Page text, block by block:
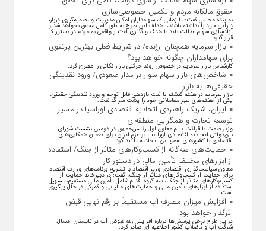
حقوق مالکانه مردم و تکمیل خصوصی‌سازی
نماینده مجلس گفت: تا زمانی که سهامداران امکان مدیریت و تصمیم‌گیری درباره
دارایی خود را نداشته باشند، اهداف این طرح به طور کامل محقق نخواهد شد و
آزادسازی سهام عدالت باید با هدف واگذاری اختیار واقعی به مردم در دستور کار
قرار گیرد.
بازار سرمایه همچنان ارزنده/ در شرایط فعلی بهترین پرتفوی
برای سهامداران چگونه خواهد بود؟
کارشناس بازار سرمایه در خصوص روند حرکتی بازار نکاتی را مطرح کرد.
شاخص‌های بازار سهام سوار بر مدار صعودی/ ورود نقدینگی
حقیقی‌ها به بازار
بازار سرمایه در هفته گذشته با ثبت بازدهی قابل توجه و ورود نقدینگی حقیقی،
یکی از هفته‌های سبز معاملاتی خود را پشت سر گذاشت.
ایران، شریک راهبردی اتحادیه اقتصادی اوراسیا در مسیر
توسعه تجارت و همگرایی منطقه‌ای
وزیر صمت با قرائت پیام معاون اول رئیس‌جمهور در دومین نشست شورای
بین‌دولتی اتحادیه اقتصادی اوراسیا، بر عزم ایران برای تعمیق همکاری‌های
اقتصادی با کشورهای عضو این اتحادیه تأکید کرد.
حمایت‌های سه‌گانه از کسب‌وکارهای متاثر از جنگ/ استفاده
از ابزارهای مختلف تأمین مالی در دستور کار
معاون سیاست‌گذاری اقتصادی وزیر اقتصاد با تشریح برنامه‌های وزارت اقتصاد
برای حمایت از کسب‌وکار‌های متاثر از جنگ، گفت: در دبیرخانه حمایت از
کسب‌وکار‌های متاثر از جنگ، سه گروه اقدام شامل تأمین مالی مستقیم، تسهیل
استفاده از ابزار‌های تأمین مالی و حمایت‌های مالیاتی و گمرکی در حال پیگیری
است.
افزایش میزان مصرف آب مستقیماً بر رقم نهایی قبض
اثرگذار خواهد بود
در پی طرح برخی پرسش‌ها درباره افزایش رقم قبوض آب در تابستان امسال،
شرکت آب و فاضلاب کشور اطلاعیه ای صادر کرد.